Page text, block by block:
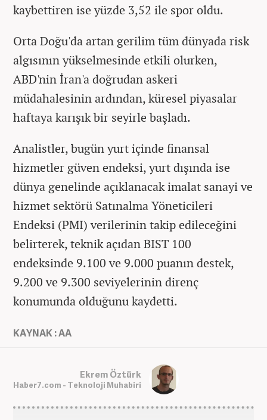
kaybettiren ise yüzde 3,52 ile spor oldu.
Orta Doğu'da artan gerilim tüm dünyada risk
algısının yükselmesinde etkili olurken,
ABD'nin İran'a doğrudan askeri
müdahalesinin ardından, küresel piyasalar
haftaya karışık bir seyirle başladı.
Analistler, bugün yurt içinde finansal
hizmetler güven endeksi, yurt dışında ise
dünya genelinde açıklanacak imalat sanayi ve
hizmet sektörü Satınalma Yöneticileri
Endeksi (PMI) verilerinin takip edileceğini
belirterek, teknik açıdan BIST 100
endeksinde 9.100 ve 9.000 puanın destek,
9.200 ve 9.300 seviyelerinin direnç
konumunda olduğunu kaydetti.
KAYNAK : AA
Ekrem Öztürk
Haber7.com - Teknoloji Muhabiri